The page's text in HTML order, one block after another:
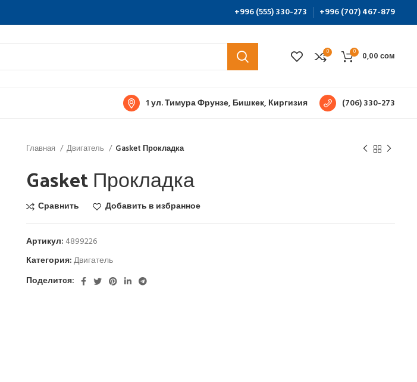
+996 (555) 330-273 +996 (707) 467-879
0 0 0,00сом
1 ул. Тимура Фрунзе, Бишкек, Киргизия (706) 330-273
Главная Двигатель Gasket Прокладка
Gasket Прокладка
Сравнить Добавить в избранное
Артикул: 4899226
Категория:Двигатель
Поделится: